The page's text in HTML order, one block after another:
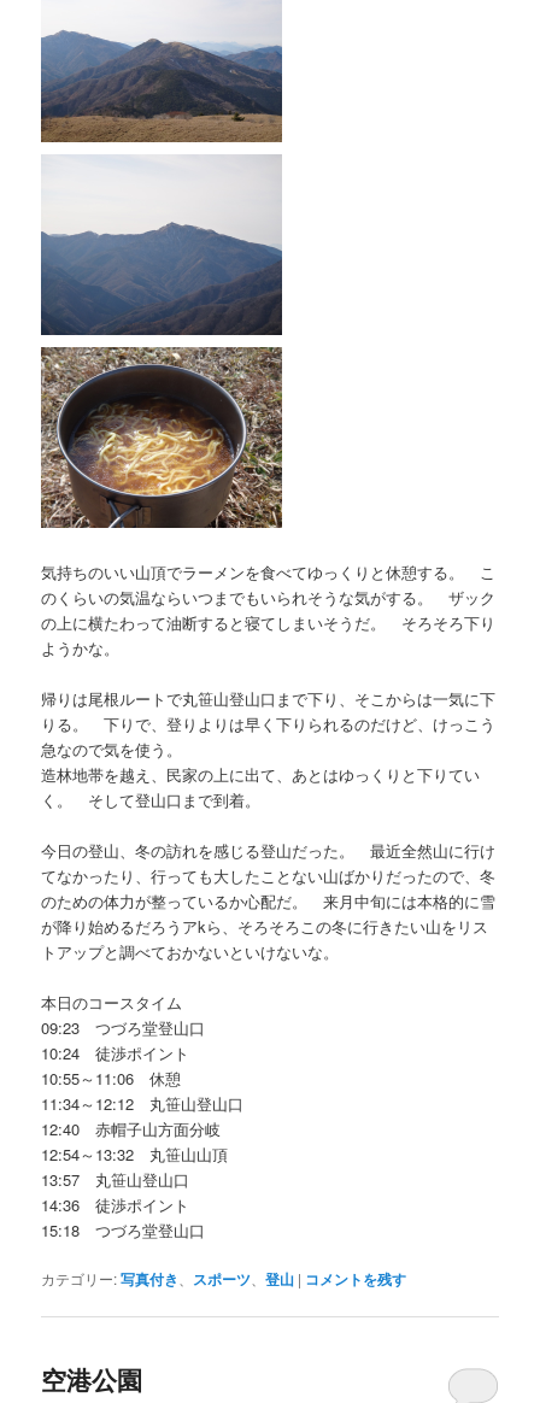
気持ちのいい山頂でラーメンを食べてゆっくりと休憩する。 こ
のくらいの気温ならいつまでもいられそうな気がする。 ザック
の上に横たわって油断すると寝てしまいそうだ。 そろそろ下り
ようかな。
帰りは尾根ルートで丸笹山登山口まで下り、そこからは一気に下
りる。 下りで、登りよりは早く下りられるのだけど、けっこう
急なので気を使う。
造林地帯を越え、民家の上に出て、あとはゆっくりと下りてい
く。 そして登山口まで到着。
今日の登山、冬の訪れを感じる登山だった。 最近全然山に行け
てなかったり、行っても大したことない山ばかりだったので、冬
のための体力が整っているか心配だ。 来月中旬には本格的に雪
が降り始めるだろうアkら、そろそろこの冬に行きたい山をリス
トアップと調べておかないといけないな。
本日のコースタイム
09:23 つづろ堂登山口
10:24 徒渉ポイント
10:55～11:06 休憩
11:34～12:12 丸笹山登山口
12:40 赤帽子山方面分岐
12:54～13:32 丸笹山山頂
13:57 丸笹山登山口
14:36 徒渉ポイント
15:18 つづろ堂登山口
カテゴリー:写真付き、 スポーツ、登山 | コメントを残す
空港公園